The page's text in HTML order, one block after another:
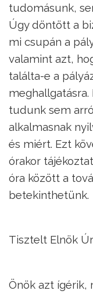
tudomásunk,
Úgy döntött a
mi csupán a
valamint azt,
találta-e a
tudunk sem
alkalmasnak
és miért. Ezt
órakor
óra között a
betekinthetünk.
Tisztelt Elnök
Önök azt ígérik,